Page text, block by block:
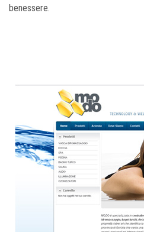
benessere.